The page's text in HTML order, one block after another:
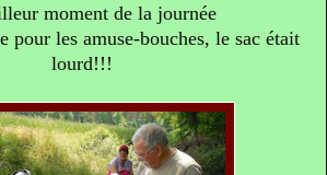
moment de la journée
pour les amuse-bouches, le sac était
lourd!!!